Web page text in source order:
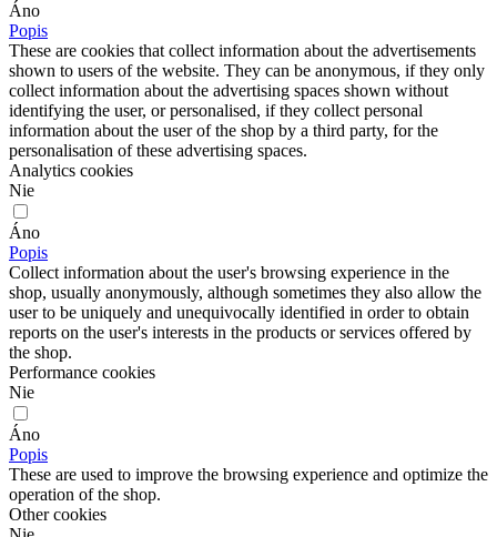
Áno
Popis
These are cookies that collect information about the advertisements
shown to users of the website. They can be anonymous, if they only
collect information about the advertising spaces shown without
identifying the user, or personalised, if they collect personal
information about the user of the shop by a third party, for the
personalisation of these advertising spaces.
Analytics cookies
Nie
Áno
Popis
Collect information about the user's browsing experience in the
shop, usually anonymously, although sometimes they also allow the
user to be uniquely and unequivocally identified in order to obtain
reports on the user's interests in the products or services offered by
the shop.
Performance cookies
Nie
Áno
Popis
These are used to improve the browsing experience and optimize the
operation of the shop.
Other cookies